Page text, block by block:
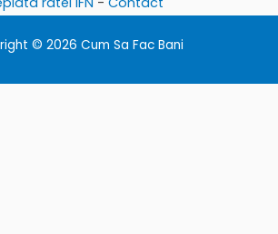
© 2026 Cum Sa Fac Bani